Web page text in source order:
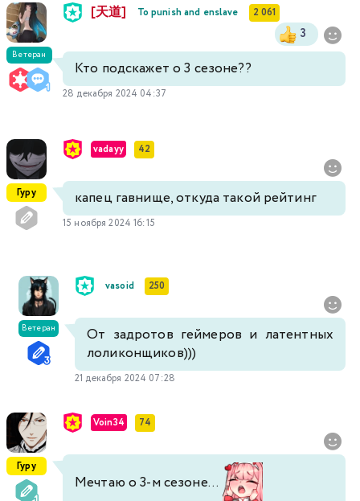
Ветеран
[天道] To punish and enslave 2 061
3
Кто подскажет о 3 сезоне??
28 декабря 2024 04:37
Гуру
vadayy 42
капец гавнище, откуда такой рейтинг
15 ноября 2024 16:15
Ветеран
vasoid 250
От задротов геймеров и латентных
лоликонщиков)))
21 декабря 2024 07:28
Гуру
Voin34 74
Мечтаю о 3-м сезоне...